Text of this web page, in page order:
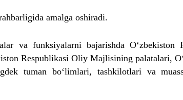
amalga oshiradi.
va funksiyalarni bajarishda O‘zbekiston
Respublikasi Oliy Majlisining palatalari,
tuman bo‘limlari, tashkilotlari va